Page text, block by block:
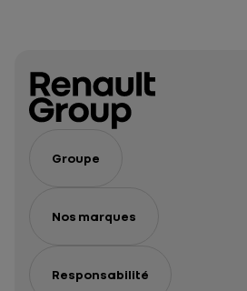
Groupe
Nos marques
Responsabilité